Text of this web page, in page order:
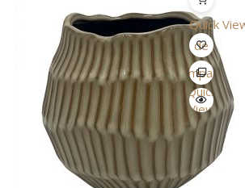
Quick
Lista
de
Desejo
Comparar
Quick
View